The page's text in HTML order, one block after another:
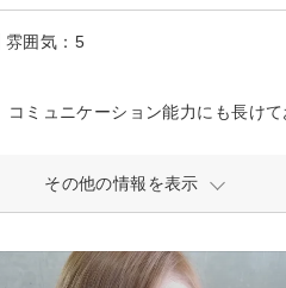
雰囲気：5
その他の情報を表示